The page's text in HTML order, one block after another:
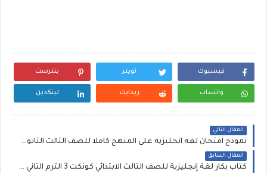
فيسبوك تويتر بنترست
واتساب ريدايت لينكدين
المقال التالي
نموذج امتحان لغه انجليزيه على المنهج كاملا للصف الثالث الثانوي 2021، إعداد أسرة شمس وقمر
المقال السابق
كتاب بكار لغة إنجليزية للصف الثالث الابتدائي كونكت 3 الترم الثاني 2021